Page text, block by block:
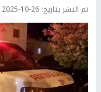
تم النشر بتاريخ: 2025-10-26 21:12